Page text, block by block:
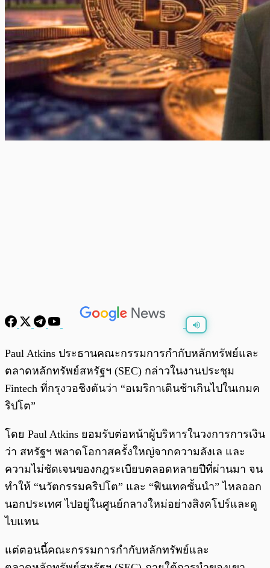
0:00 / 0:00
Paul Atkins ประธานคณะกรรมการกำกับหลักทรัพย์และ
ตลาดหลักทรัพย์สหรัฐฯ (SEC) กล่าวในงานประชุม
Fintech ที่กรุงวอชิงตันว่า “อเมริกาเดินช้าเกินไปในเกมค
ริปโต”
โดย Paul Atkins ยอมรับต่อหน้าผู้บริหารในวงการการเงิน
ว่า สหรัฐฯ พลาดโอกาสครั้งใหญ่จากความลังเล และ
ความไม่ชัดเจนของกฎระเบียบตลอดหลายปีที่ผ่านมา จน
ทำให้ “นวัตกรรมคริปโต” และ “ฟินเทคชั้นนำ” ไหลออก
นอกประเทศ ไปอยู่ในศูนย์กลางใหม่อย่างสิงคโปร์และดู
ไบแทน
แต่ตอนนี้คณะกรรมการกำกับหลักทรัพย์และ